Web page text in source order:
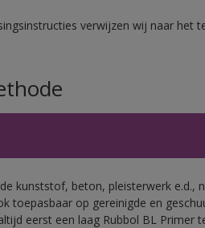
verwijzen wij naar het
kunststof, beton, pleisterwerk e.d.,
toepasbaar op gereinigde en
eerst een laag Rubbol BL Primer